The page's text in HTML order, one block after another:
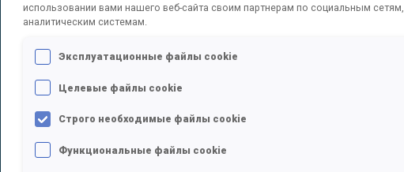
KM PURSUIT
использовании вами нашего веб-сайта своим партнерам по социальным
аналитическим системам.
Эксплуатационные файлы cookie
Целевые файлы cookie
Строго необходимые файлы cookie
Функциональные файлы cookie